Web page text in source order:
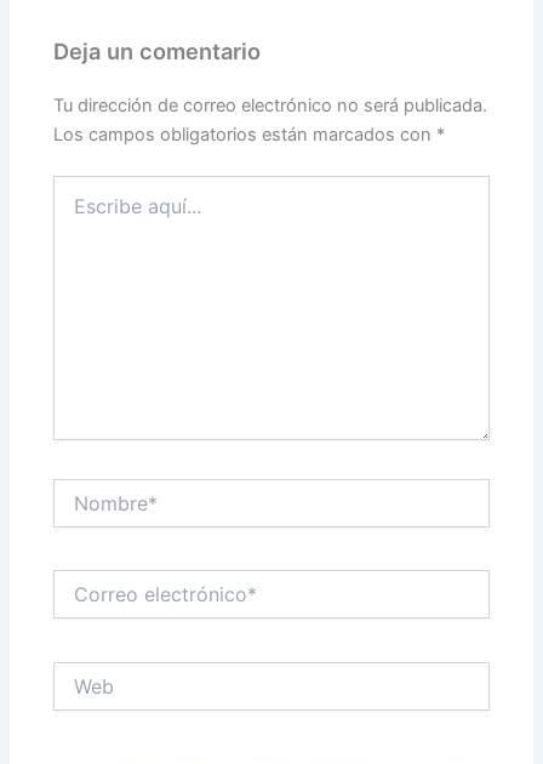
Deja un comentario
Tu dirección de correo electrónico no será publicada.
Los campos obligatorios están marcados con *
aquí...
electrónico*